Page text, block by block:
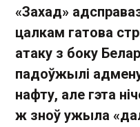
«Захад»
цалкам гатова
атаку з боку
падоўжылі
нафту, але гэта
ж зноў ужыла